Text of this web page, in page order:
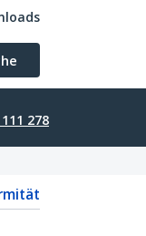
278